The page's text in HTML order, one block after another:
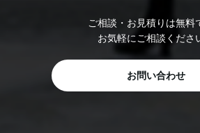
ご相談・お見積りは無料
お気軽にご相談くださ
お問い合わせ